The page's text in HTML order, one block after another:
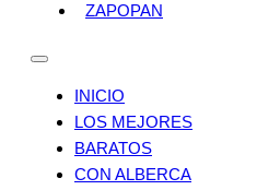
ZAPOPAN
INICIO
LOS MEJORES
BARATOS
CON ALBERCA